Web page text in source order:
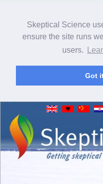
Skeptical Science
ensure the site runs
users.
Got